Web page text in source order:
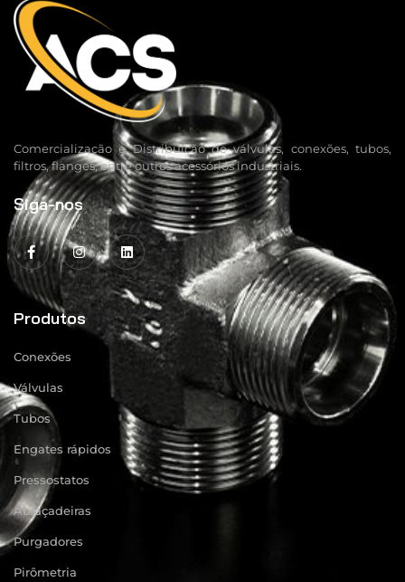
Comercialização e Distribuição de válvulas, conexões, tubos,
filtros, flanges, entre outros acessórios industriais.
Siga-nos
Produtos
Conexões
Válvulas
Tubos
Engates rápidos
Pressostatos
Abraçadeiras
Purgadores
Pirômetria